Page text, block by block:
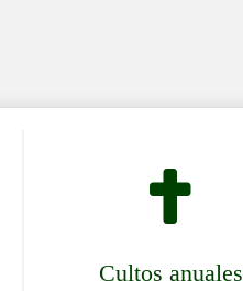

Cultos anuales